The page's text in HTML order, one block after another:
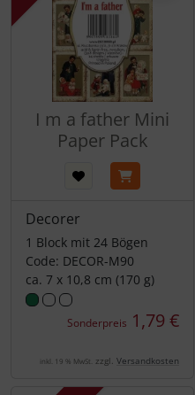
I m a father Mini
Paper Pack
Decorer
1 Block mit 24 Bögen
Code: DECOR-M90
ca. 7 x 10,8 cm (170 g)
Sonderpreis 1,79 €
inkl. 19 % MwSt. zzgl. Versandkosten